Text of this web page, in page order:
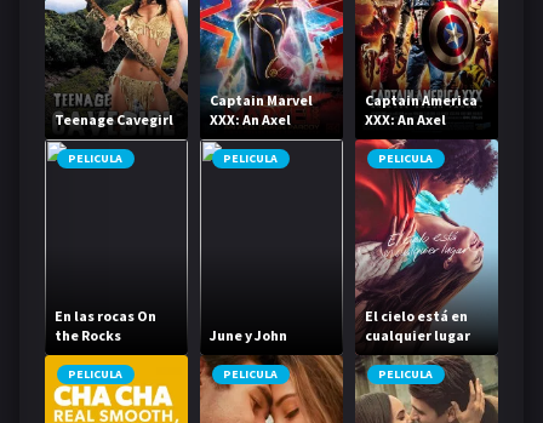
Teenage Cavegirl
Captain Marvel
XXX: An Axel
Braun Parody
Captain America
XXX: An Axel
Braun Parody
PELICULA
En las rocas On
the Rocks
PELICULA
June y John
PELICULA
El cielo está en
cualquier lugar
PELICULA PELICULA PELICULA